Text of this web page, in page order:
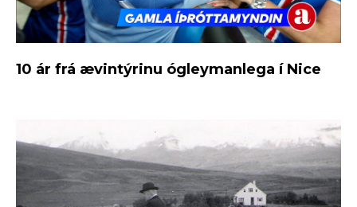
10 ár frá ævintýrinu ógleymanlega í Nice